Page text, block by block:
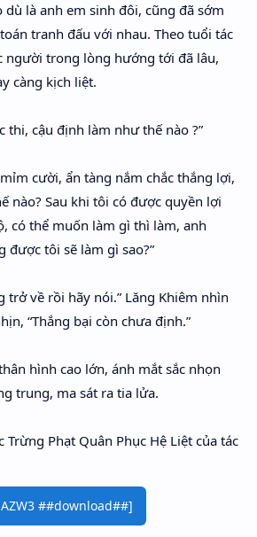
là anh em sinh đôi, cũng đã sớm
tranh đấu với nhau. Theo tuổi tác
người trong lòng hướng tới đã lâu,
càng kịch liệt.
thi, cậu định làm như thế nào ?”
cười, ẩn tàng nắm chắc thắng lợi,
nào? Sau khi tôi có được quyền lợi
có thể muốn làm gì thì làm, anh
được tôi sẽ làm gì sao?”
trở về rồi hãy nói.” Lăng Khiêm nhìn
“Thắng bại còn chưa định.”
hình cao lớn, ánh mắt sắc nhọn
trung, ma sát ra tia lửa.
Trừng Phạt Quân Phục Hệ Liệt của tác
##download##]